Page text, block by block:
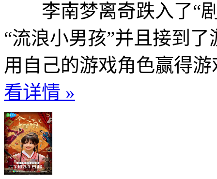
李南梦离奇跌⼊了“剧
“流浪⼩男孩”并且接到
用自己的游戏角色赢得
看详情 »